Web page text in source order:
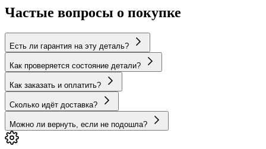
Частые вопросы о покупке
Есть ли гарантия на эту деталь?
Как проверяется состояние детали?
Как заказать и оплатить?
Сколько идёт доставка?
Можно ли вернуть, если не подошла?